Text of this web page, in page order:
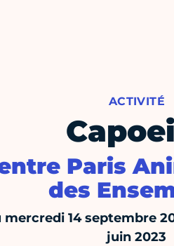
ACTIVITÉ
Paris
des
mercredi 14 septembre
juin 2023